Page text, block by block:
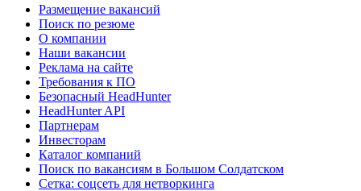
Размещение вакансий
Поиск по резюме
О компании
Наши вакансии
Реклама на сайте
Требования к ПО
Безопасный HeadHunter
HeadHunter API
Партнерам
Инвесторам
Каталог компаний
Поиск по вакансиям в Большом Солдатском
Сетка: соцсеть для нетворкинга